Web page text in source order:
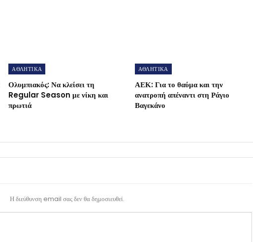
ΑΘΛΗΤΙΚΑ
Ολυμπιακός: Να κλείσει τη
Regular Season με νίκη και
πρωτιά
ΑΘΛΗΤΙΚΑ
ΑΕΚ: Για το θαύμα και την
ανατροπή απέναντι στη Ράγιο
Βαγεκάνο
Η διεύθυνση email σας δεν θα δημοσιευθεί.